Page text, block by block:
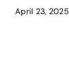
April 23, 2025